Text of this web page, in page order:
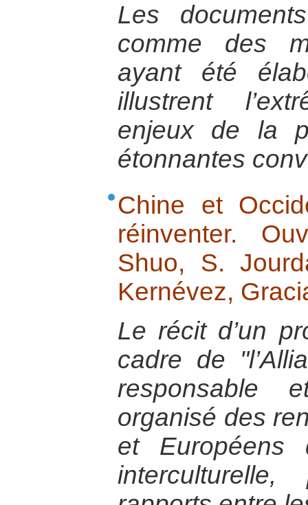
Les
comme des
ayant été
illustrent
enjeux de la
étonnantes
Chine et
réinventer.
Shuo, S.
Kernévez,
Le récit d’un
cadre de
responsable
organisé des
et Européens